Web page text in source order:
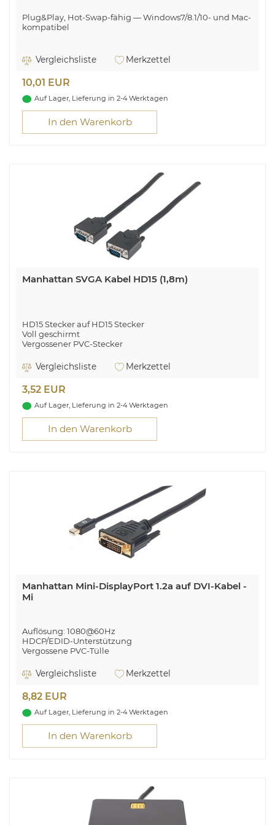
Plug&Play, Hot-Swap-fähig — Windows7/8.1/10- und Mac-
kompatibel
Vergleichsliste Merkzettel
10,01 EUR
Auf Lager, Lieferung in 2-4 Werktagen
In den Warenkorb
Manhattan SVGA Kabel HD15 (1,8m)
HD15 Stecker auf HD15 Stecker
Voll geschirmt
Vergossener PVC-Stecker
1,8 m Kabellänge
Vergleichsliste Merkzettel
3,52 EUR
Auf Lager, Lieferung in 2-4 Werktagen
In den Warenkorb
Manhattan Mini-DisplayPort 1.2a auf DVI-Kabel -
Mi
Auflösung: 1080@60Hz
HDCP/EDID-Unterstützung
Vergossene PVC-Tülle
Geschirmt
DisplayPort 1.2a-Stecker auf DVI-D 24+1-Stecker, 1,8 m,
schwarz. Kabellänge: 1,8 m, Anschluss 1: Mini DisplayPort,
Anschluss 2: DVI-D. Menge pro Packung: 1 Stück(e),
Vergleichsliste Merkzettel
8,82 EUR
Auf Lager, Lieferung in 2-4 Werktagen
In den Warenkorb